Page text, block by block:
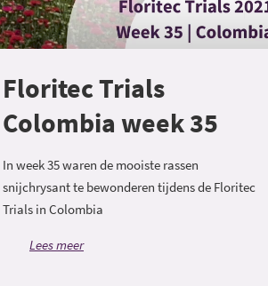
Floritec Trials
Colombia week 35
In week 35 waren de mooiste rassen
snijchrysant te bewonderen tijdens de Floritec
Trials in Colombia
Lees meer